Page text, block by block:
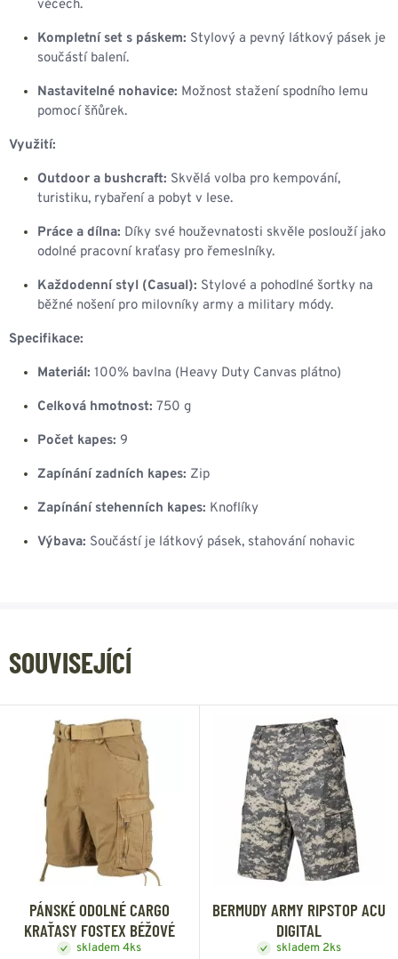
věcech.
Kompletní set s páskem: Stylový a pevný látkový pásek je
součástí balení.
Nastavitelné nohavice: Možnost stažení spodního lemu
pomocí šňůrek.
Využití:
Outdoor a bushcraft: Skvělá volba pro kempování,
turistiku, rybaření a pobyt v lese.
Práce a dílna: Díky své houževnatosti skvěle poslouží jako
odolné pracovní kraťasy pro řemeslníky.
Každodenní styl (Casual): Stylové a pohodlné šortky na
běžné nošení pro milovníky army a military módy.
Specifikace:
Materiál: 100% bavlna (Heavy Duty Canvas plátno)
Celková hmotnost: 750 g
Počet kapes: 9
Zapínání zadních kapes: Zip
Zapínání stehenních kapes: Knoflíky
Výbava: Součástí je látkový pásek, stahování nohavic
SOUVISEJÍCÍ
PÁNSKÉ ODOLNÉ CARGO
KRAŤASY FOSTEX BÉŽOVÉ
skladem 4ks
BERMUDY ARMY RIPSTOP ACU
DIGITAL
skladem 2ks